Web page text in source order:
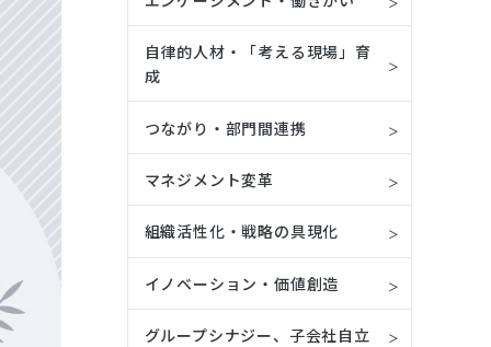
自律的人材・「考える現場」育
成
つながり・部門間連携
マネジメント変革
組織活性化・戦略の具現化
イノベーション・価値創造
グループシナジー、子会社自立